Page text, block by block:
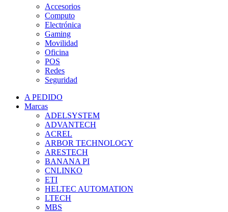
Accesorios
Computo
Electrónica
Gaming
Movilidad
Oficina
POS
Redes
Seguridad
A PEDIDO
Marcas
ADELSYSTEM
ADVANTECH
ACREL
ARBOR TECHNOLOGY
ARESTECH
BANANA PI
CNLINKO
ETI
HELTEC AUTOMATION
LTECH
MBS